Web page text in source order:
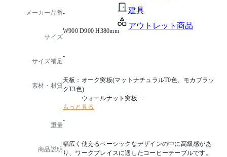
建具
アウトレット商品
メーカー品番-
サイズ
W900 D900 H380mm
サイズ補足
-
素材・材質
天板：オーク突板(マットナチュラルT0色、モカブラッ
クT3色)
ウォールナット突板
脚：スチール(ブラック)
もっと見る
重量
-
商品説明
幅広く使えるベーシックなデザインの中に高級感があ
り、ワークプレイスに適したコーヒーテーブルです。